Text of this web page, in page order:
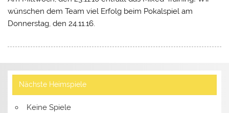
wünschen dem Team viel Erfolg beim Pokalspiel am
Donnerstag, den 24.11.16.
Nächste Heimspiele
Keine Spiele